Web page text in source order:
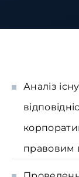
Аналіз
правовим